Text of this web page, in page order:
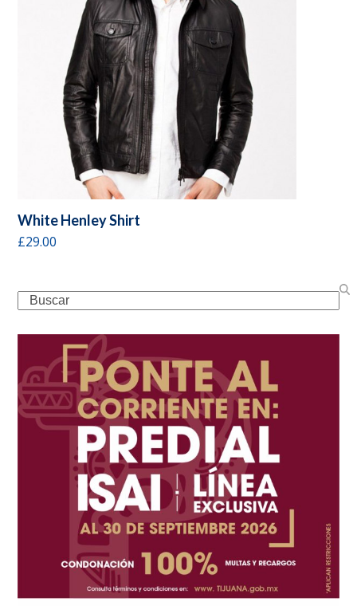
White Henley Shirt
£29.00
Search